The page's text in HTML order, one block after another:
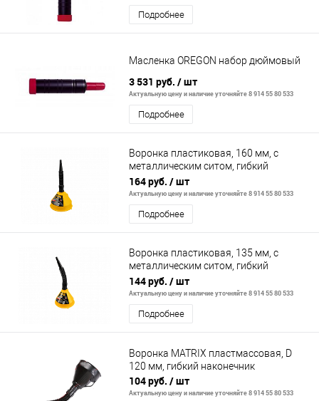
Подробнее
Масленка OREGON набор дюймовый
3 531 руб. / шт
Актуальную цену и наличие уточняйте 8 914 55 80 533
Подробнее
Воронка пластиковая, 160 мм, с
металлическим ситом, гибкий
наконечник, непроливайка// Denzel
164 руб. / шт
Актуальную цену и наличие уточняйте 8 914 55 80 533
Подробнее
Воронка пластиковая, 135 мм, с
металлическим ситом, гибкий
наконечник, непроливайка// Denzel
144 руб. / шт
Актуальную цену и наличие уточняйте 8 914 55 80 533
Подробнее
Воронка MATRIX пластмассовая, D
120 мм, гибкий наконечник
104 руб. / шт
Актуальную цену и наличие уточняйте 8 914 55 80 533